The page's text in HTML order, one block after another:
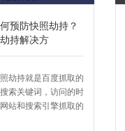
预防快照劫持？
持解决方
劫持就是百度抓取的
索关键词，访问的时
站和搜索引擎抓取的